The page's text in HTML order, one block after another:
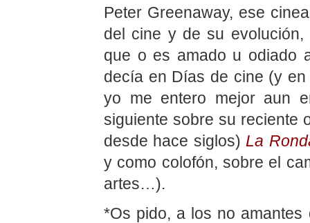
Peter Greenaway, ese
del cine y de su
que o es amado u odiado
decía en Días de cine (y
yo me entero mejor aun
siguiente sobre su reciente
desde hace siglos) La
y como colofón, sobre el
artes…).
*Os pido, a los no amantes